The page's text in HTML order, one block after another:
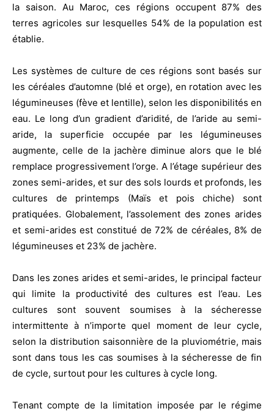
la saison. Au Maroc, ces régions occupent 87% des
terres agricoles sur lesquelles 54% de la population est
établie.
Les systèmes de culture de ces régions sont basés sur
les céréales d’automne (blé et orge), en rotation avec les
légumineuses (fève et lentille), selon les disponibilités en
eau. Le long d’un gradient d’aridité, de l’aride au semi-
aride, la superficie occupée par les légumineuses
augmente, celle de la jachère diminue alors que le blé
remplace progressivement l’orge. A l’étage supérieur des
zones semi-arides, et sur des sols lourds et profonds, les
cultures de printemps (Maïs et pois chiche) sont
pratiquées. Globalement, l’assolement des zones arides
et semi-arides est constitué de 72% de céréales, 8% de
légumineuses et 23% de jachère.
Dans les zones arides et semi-arides, le principal facteur
qui limite la productivité des cultures est l’eau. Les
cultures sont souvent soumises à la sécheresse
intermittente à n’importe quel moment de leur cycle,
selon la distribution saisonnière de la pluviométrie, mais
sont dans tous les cas soumises à la sécheresse de fin
de cycle, surtout pour les cultures à cycle long.
Tenant compte de la limitation imposée par le régime